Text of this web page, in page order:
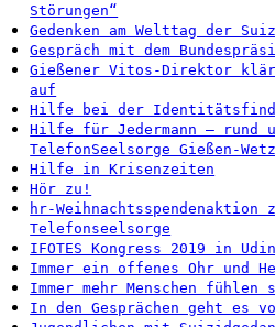
Störungen“
Gedenken am Welttag der
Gespräch mit dem
Gießener Vitos-Direktor
auf
Hilfe bei der
Hilfe für Jedermann – rund
TelefonSeelsorge Gießen-
Hilfe in Krisenzeiten
Hör zu!
hr-Weihnachtsspendenaktion
Telefonseelsorge
IFOTES Kongress 2019 in
Immer ein offenes Ohr und
Immer mehr Menschen fühlen
In den Gesprächen geht es